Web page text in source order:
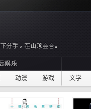
动漫 游戏 文学